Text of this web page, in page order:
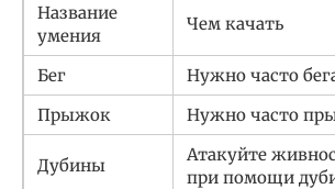
Название
умения
Чем качать
Бег
Нужно часто
Прыжок
Нужно часто
Дубины
Атакуйте
при помощи